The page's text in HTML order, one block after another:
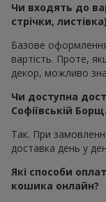
Чи входять до
стрічки,
Базове
вартість. Проте,
декор, можливо
Чи доступна
Софіївській
Так. При
доставка день у
Які способи
кошика онлайн?